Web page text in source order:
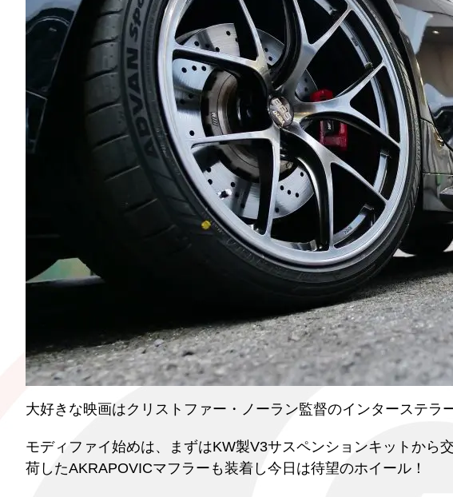
大好きな映画はクリストファー・ノーラン監督のインターステラ
モディファイ始めは、まずはKW製V3サスペンションキットから
荷したAKRAPOVICマフラーも装着し今日は待望のホイール！